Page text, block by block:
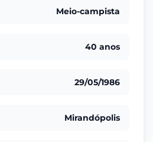
Meio-campista
40 anos
29/05/1986
Mirandópolis